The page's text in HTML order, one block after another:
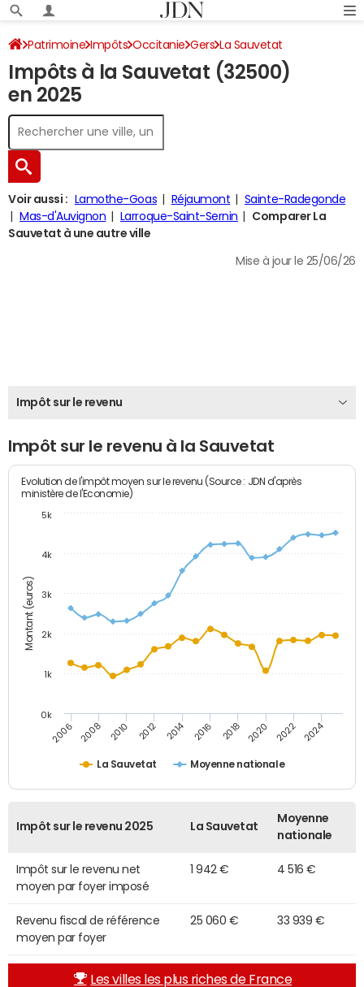
Patrimoine Impôts Occitanie Gers La Sauvetat
Impôt sur le revenu
Impôts à la Sauvetat (32500)
en 2025
Voir aussi : Lamothe-Goas Réjaumont
Sainte-Radegonde
Mas-d'Auvignon
Larroque-Saint-Sernin
Comparer La
Sauvetat à une autre ville
Mise à jour le 25/06/26
Impôt sur le revenu
Impôt sur le revenu à la Sauvetat
Montant (euros)
Evolution de l'impôt moyen sur le revenu (Source : JDN d'après
ministère de l'Economie)
La Sauvetat Moyenne nationale
2006 2008 2010 2012 2014 2016 2018 2020 2022 2024
0k
1k
2k
3k
4k
5k
Impôt sur le revenu 2025 La Sauvetat
Moyenne
nationale
Impôt sur le revenu net
moyen par foyer imposé
1 942 € 4 516 €
Revenu fiscal de référence
moyen par foyer
25 060 € 33 939 €
Les villes les plus riches de France